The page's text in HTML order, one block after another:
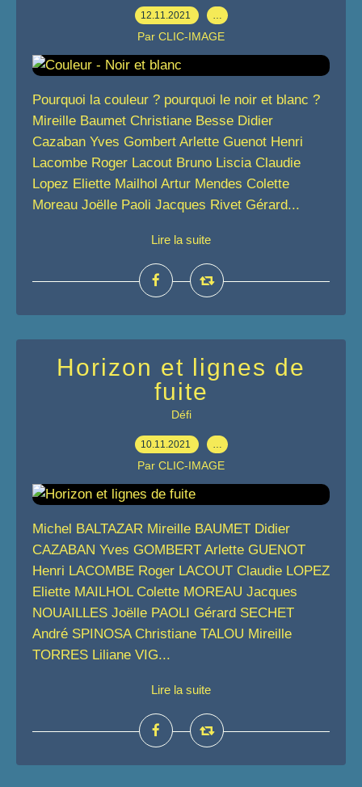
12.11.2021 …
Par CLIC-IMAGE
Pourquoi la couleur ? pourquoi le noir et blanc ?
Mireille Baumet Christiane Besse Didier
Cazaban Yves Gombert Arlette Guenot Henri
Lacombe Roger Lacout Bruno Liscia Claudie
Lopez Eliette Mailhol Artur Mendes Colette
Moreau Joëlle Paoli Jacques Rivet Gérard...
Lire la suite
Horizon et lignes de
fuite
Défi
10.11.2021 …
Par CLIC-IMAGE
Michel BALTAZAR Mireille BAUMET Didier
CAZABAN Yves GOMBERT Arlette GUENOT
Henri LACOMBE Roger LACOUT Claudie LOPEZ
Eliette MAILHOL Colette MOREAU Jacques
NOUAILLES Joëlle PAOLI Gérard SECHET
André SPINOSA Christiane TALOU Mireille
TORRES Liliane VIG...
Lire la suite